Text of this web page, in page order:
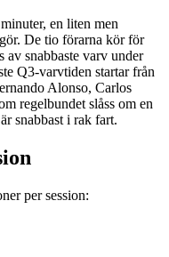
en liten men
De tio förarna kör för
snabbaste varv under
Q3-varvtiden startar från
Alonso, Carlos
regelbundet slåss om en
snabbast i rak fart.
per session: